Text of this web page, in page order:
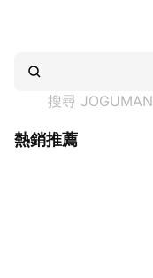
搜尋 JOGUMAN
熱銷推薦